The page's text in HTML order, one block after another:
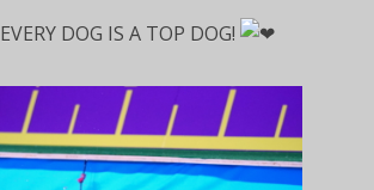
EVERY DOG IS A TOP DOG!